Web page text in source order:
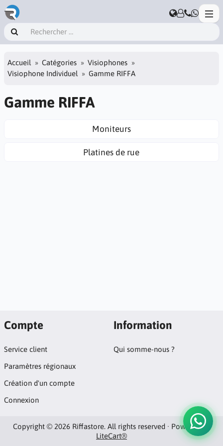
Accueil Catégories
Visiophones
Visiophone Individuel
Gamme RIFFA
Gamme RIFFA
Moniteurs
Platines de rue
Compte
Service client
Paramètres régionaux
Création d'un compte
Connexion
Information
Qui somme-nous ?
Copyright © 2026 Riffastore. All rights reserved · Powered by
LiteCart®